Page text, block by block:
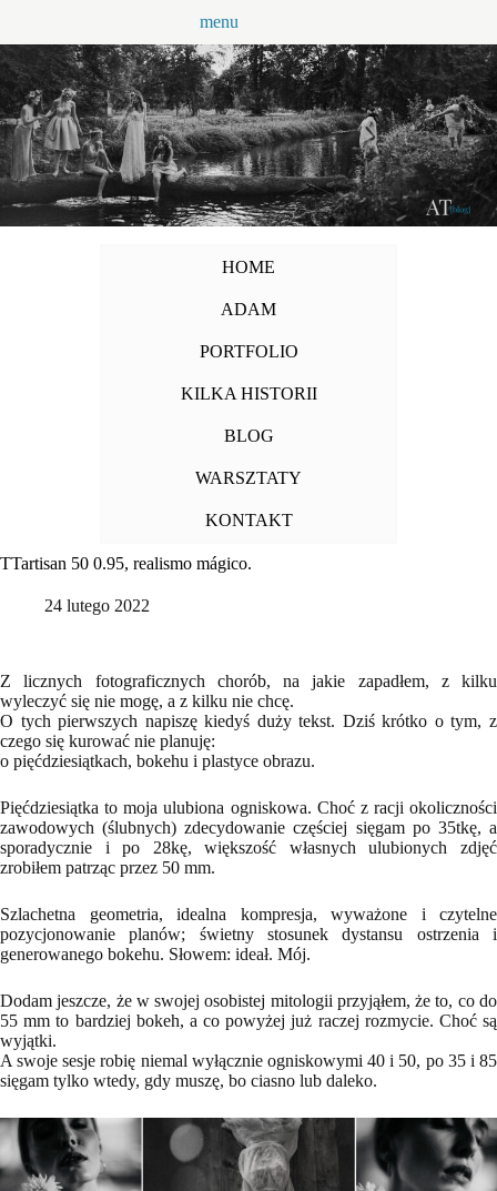
treści
menu
HOME
ADAM
PORTFOLIO
KILKA HISTORII
BLOG
WARSZTATY
KONTAKT
TTartisan 50 0.95, realismo mágico.
24 lutego 2022
Z licznych fotograficznych chorób, na jakie zapadłem, z kilku
wyleczyć się nie mogę, a z kilku nie chcę.
O tych pierwszych napiszę kiedyś duży tekst. Dziś krótko o tym, z
czego się kurować nie planuję:
o pięćdziesiątkach, bokehu i plastyce obrazu.
Pięćdziesiątka to moja ulubiona ogniskowa. Choć z racji okoliczności
zawodowych (ślubnych) zdecydowanie częściej sięgam po 35tkę, a
sporadycznie i po 28kę, większość własnych ulubionych zdjęć
zrobiłem patrząc przez 50 mm.
Szlachetna geometria, idealna kompresja, wyważone i czytelne
pozycjonowanie planów; świetny stosunek dystansu ostrzenia i
generowanego bokehu. Słowem: ideał. Mój.
Dodam jeszcze, że w swojej osobistej mitologii przyjąłem, że to, co do
55 mm to bardziej bokeh, a co powyżej już raczej rozmycie. Choć są
wyjątki.
A swoje sesje robię niemal wyłącznie ogniskowymi 40 i 50, po 35 i 85
sięgam tylko wtedy, gdy muszę, bo ciasno lub daleko.